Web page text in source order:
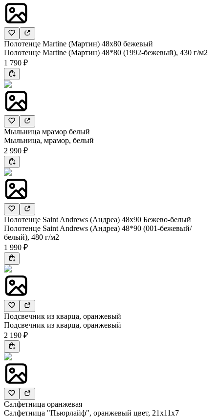
Полотенце Martine (Мартин) 48x80 бежевый
Полотенце Martine (Мартин) 48*80 (1992-бежевый), 430 г/м2
1 790 ₽
Мыльница мрамор белый
Мыльница, мрамор, белый
2 990 ₽
Полотенце Saint Andrews (Андреа) 48x90 Бежево-белый
Полотенце Saint Andrews (Андреа) 48*90 (001-бежевый/
белый), 480 г/м2
1 990 ₽
Подсвечник из кварца, оранжевый
Подсвечник из кварца, оранжевый
2 190 ₽
Салфетница оранжевая
Салфетница "Пьюрлайф", оранжевый цвет, 21х11х7